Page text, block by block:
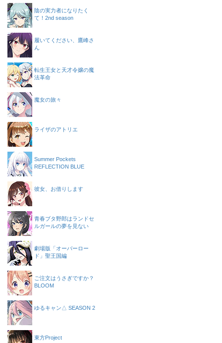
陰の実力者になりたく
て！2nd season
履いてください、鷹峰さ
ん
転生王女と天才令嬢の魔
法革命
魔女の旅々
ライザのアトリエ
Summer Pockets
REFLECTION BLUE
彼女、お借りします
青春ブタ野郎はランドセ
ルガールの夢を見ない
劇場版「オーバーロー
ド」聖王国編
ご注文はうさぎですか？
BLOOM
ゆるキャン△ SEASON 2
東方Project